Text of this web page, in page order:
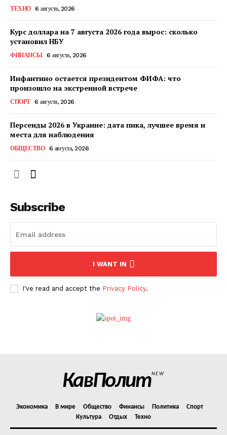
Контакты
ТЕХНО 6 августа, 2026
Курс доллара на 7 августа 2026 года вырос: сколько
установил НБУ
ФИНАНСЫ 6 августа, 2026
Инфантино остается президентом ФИФА: что
произошло на экстренной встрече
СПОРТ 6 августа, 2026
Персеиды 2026 в Украине: дата пика, лучшее время и
места для наблюдения
ОБЩЕСТВО 6 августа, 2026
Subscribe
I WANT IN
I've read and accept the Privacy Policy.
КавПолитNEW
Экономика В мире Общество Финансы Политика
Спорт
Культура
Отдых Техно